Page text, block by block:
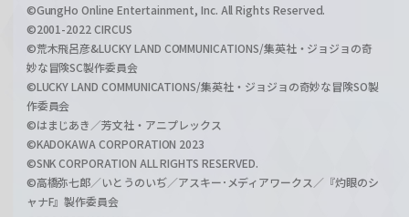
©GungHo Online Entertainment, Inc. All Rights Reserved.
©2001-2022 CIRCUS
©荒木飛呂彦&LUCKY LAND COMMUNICATIONS/集英社・ジョジョの奇
妙な冒険SC製作委員会
©LUCKY LAND COMMUNICATIONS/集英社・ジョジョの奇妙な冒険SO製
作委員会
©はまじあき／芳文社・アニプレックス
©KADOKAWA CORPORATION 2023
©SNK CORPORATION ALL RIGHTS RESERVED.
©高橋弥七郎／いとうのいぢ／アスキー･メディアワークス／『灼眼のシ
ャナF』製作委員会